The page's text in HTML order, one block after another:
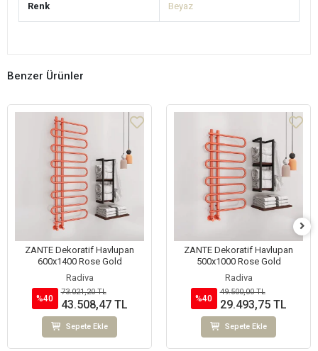
Renk Beyaz
Benzer Ürünler
ZANTE Dekoratif Havlupan
600x1400 Rose Gold
Radiva
%40
73.021,20 TL
43.508,47 TL
Sepete Ekle
ZANTE Dekoratif Havlupan
500x1000 Rose Gold
Radiva
%40
49.500,00 TL
29.493,75 TL
Sepete Ekle